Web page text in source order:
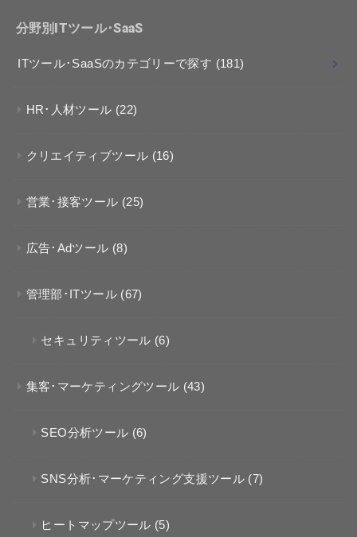
分野別ITツール･SaaS
ITツール･SaaSのカテゴリーで探す (181)
HR･人材ツール (22)
クリエイティブツール (16)
営業･接客ツール (25)
広告･Adツール (8)
管理部･ITツール (67)
セキュリティツール (6)
集客･マーケティングツール (43)
SEO分析ツール (6)
SNS分析･マーケティング支援ツール (7)
ヒートマップツール (5)